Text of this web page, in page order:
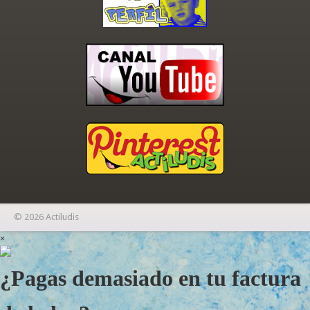
© 2026 Actiludis
×
¿Pagas demasiado en tu factura